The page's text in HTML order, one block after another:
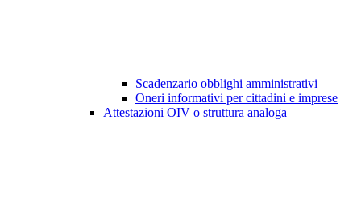
Scadenzario obblighi amministrativi
Oneri informativi per cittadini e imprese
Attestazioni OIV o struttura analoga